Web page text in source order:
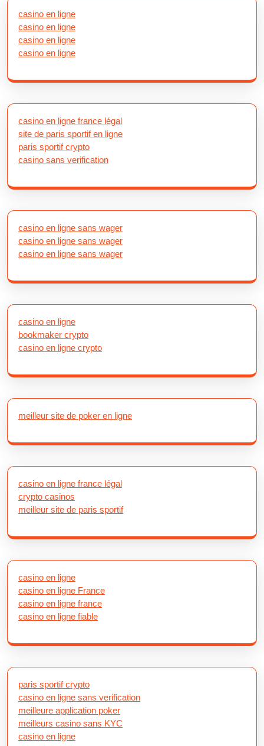
casino en ligne
casino en ligne
casino en ligne
casino en ligne
casino en ligne france légal
site de paris sportif en ligne
paris sportif crypto
casino sans verification
casino en ligne sans wager
casino en ligne sans wager
casino en ligne sans wager
casino en ligne
bookmaker crypto
casino en ligne crypto
meilleur site de poker en ligne
casino en ligne france légal
crypto casinos
meilleur site de paris sportif
casino en ligne
casino en ligne France
casino en ligne france
casino en ligne fiable
paris sportif crypto
casino en ligne sans verification
meilleure application poker
meilleurs casino sans KYC
casino en ligne